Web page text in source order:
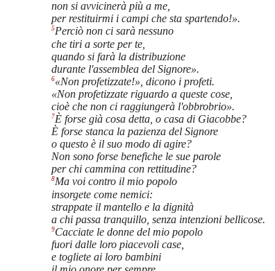
non si avvicinerà più a me,
per restituirmi i campi che sta spartendo!».
5Perciò non ci sarà nessuno
che tiri a sorte per te,
quando si farà la distribuzione
durante l'assemblea del Signore».
6«Non profetizzate!», dicono i profeti.
«Non profetizzate riguardo a queste cose,
cioè che non ci raggiungerà l'obbrobrio».
7È forse già cosa detta, o casa di Giacobbe?
È forse stanca la pazienza del Signore
o questo è il suo modo di agire?
Non sono forse benefiche le sue parole
per chi cammina con rettitudine?
8Ma voi contro il mio popolo
insorgete come nemici:
strappate il mantello e la dignità
a chi passa tranquillo, senza intenzioni bellicose.
9Cacciate le donne del mio popolo
fuori dalle loro piacevoli case,
e togliete ai loro bambini